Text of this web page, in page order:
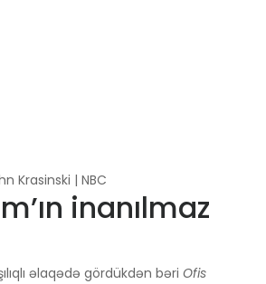
Krasinski | NBC
inanılmaz
əlaqədə gördükdən bəri Ofis